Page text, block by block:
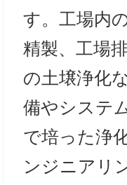
す。工場内
精製、工場
の土壌浄化
備やシステ
で培った浄
ンジニアリ